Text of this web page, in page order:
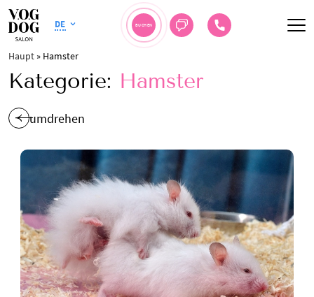
DE BUCHEN
Haupt » Hamster
Kategorie: Hamster
umdrehen